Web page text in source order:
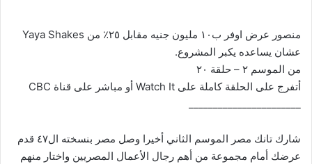
منصور عرض اوفر ب١٠ مليون جنيه مقابل ٢٥٪ من Yaya Shakes
عشان يساعده يكبر المشروع.
من الموسم ٢ – حلقة ٢٠
أتفرج على الحلقة كاملة على Watch It أو مباشر على قناة CBC
شارك تانك مصر الموسم الثاني أخيرا وصل مصر بنسخته ال٤٧ قدم
عرضك أمام مجموعة من أهم رجال الأعمال المصريين واختار منهم